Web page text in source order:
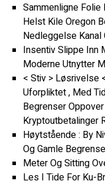
Sammenligne
Helst Kile Oregon
Nedleggelse Kanal
Insentiv Slippe Inn
Moderne Utnytter
< Stiv > Løsrivelse
Uforpliktet , Med
Begrenser
Kryptoutbetalinger
Høytstående : By
Og Gamle
Meter Og Sitting
Les I Tide For Ku-